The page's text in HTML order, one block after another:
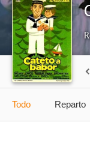
Todo Reparto